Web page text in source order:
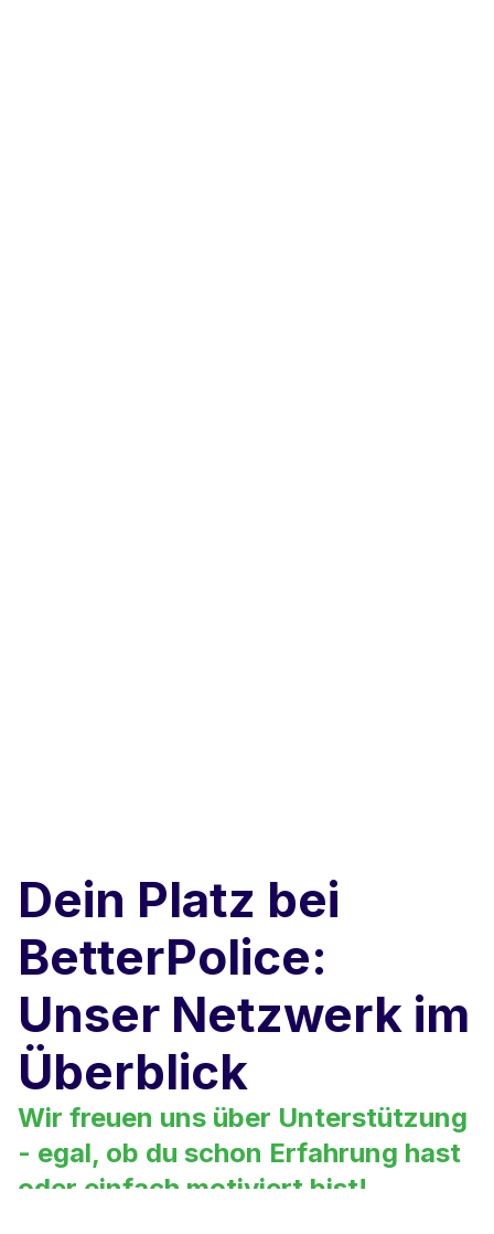
Dein Platz bei
BetterPolice:
Unser Netzwerk im
Überblick
Wir freuen uns über Unterstützung
- egal, ob du schon Erfahrung hast
oder einfach motiviert bist!